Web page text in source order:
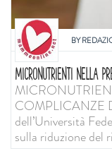
BY
MICRONUTRIENTI NELLA
COMPLICANZE
dell’Università
sulla riduzione del